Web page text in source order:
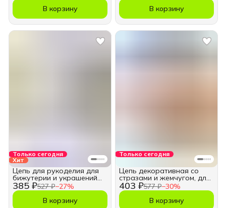
В корзину
В корзину
Только сегодня
Хит
385 ₽527 ₽−27%
Цепь для рукоделия для
бижутерии и украшений
10х15 мм.
В корзину
Только сегодня
403 ₽577 ₽−30%
Цепь декоративная со
стразами и жемчугом, для
бижутерии
В корзину